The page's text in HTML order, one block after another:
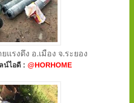
แรงดึง อ.เมือง จ.ระยอง
น์ไอดี :@HORHOME